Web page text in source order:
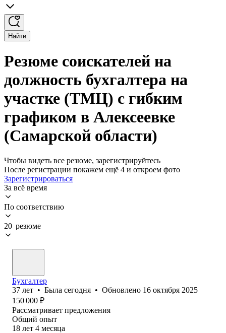
Найти
Резюме соискателей на
должность бухгалтера на
участке (ТМЦ) с гибким
графиком в Алексеевке
(Самарской области)
Чтобы видеть все резюме, зарегистрируйтесь
После регистрации покажем ещё 4 и откроем фото
Зарегистрироваться
За всё время
По соответствию
20 резюме
Бухгалтер
37 лет • Была сегодня • Обновлено 16 октября 2025
150 000 ₽
Рассматривает предложения
Общий опыт
18 лет 4 месяца